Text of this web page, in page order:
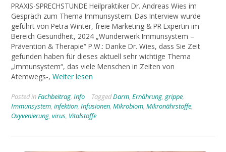
PRAXIS-SPRECHSTUNDE Heilpraktiker Dr. Andreas Wies im
Gespräch zum Thema Immunsystem. Das Interview wurde
geführt von Petra Winter, freie Marketing & PR Expertin im
Bereich Gesundheit, 2024 „Wunderwerk Immunsystem –
Prävention & Therapie“ P.W.: Danke Dr. Wies, dass Sie Zeit
gefunden haben für dieses aktuell sehr wichtige Thema
„Immunsystem“, das viele Menschen in Zeiten von
Atemwegs-, Weiter lesen
Posted inFachbeitrag, Info TaggedDarm, Ernährung, grippe,
Immunsystem, infektion, Infusionen, Mikrobiom, Mikronährstoffe,
Oxyvenierung, virus, Vitalstoffe